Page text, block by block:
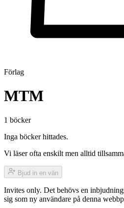
Förlag
MTM
1 böcker
Inga böcker hittades.
Vi läser ofta enskilt men alltid
Bjud in en vän
Invites only. Det behövs en
sig som ny användare på denna